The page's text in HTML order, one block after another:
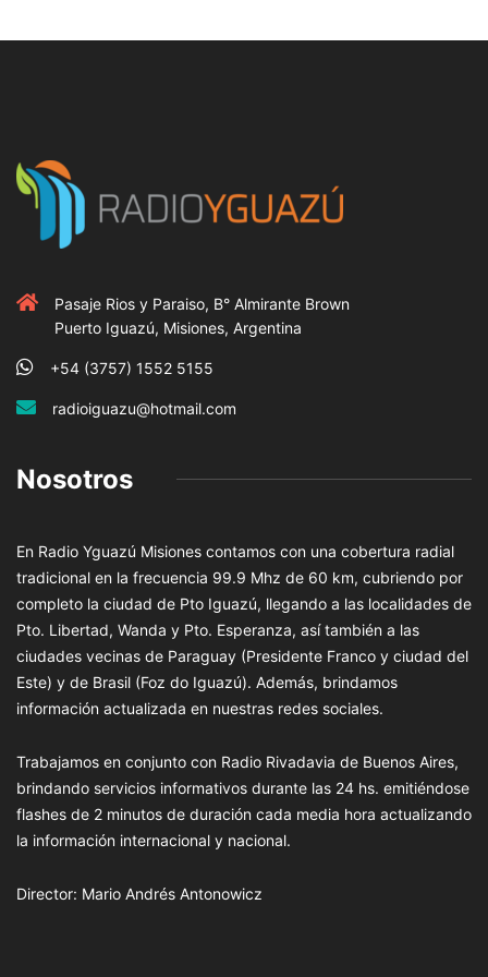
Pasaje Rios y Paraiso, B° Almirante Brown
Puerto Iguazú, Misiones, Argentina
+54 (3757) 1552 5155
radioiguazu@hotmail.com
Nosotros
En Radio Yguazú Misiones contamos con una cobertura radial
tradicional en la frecuencia 99.9 Mhz de 60 km, cubriendo por
completo la ciudad de Pto Iguazú, llegando a las localidades de
Pto. Libertad, Wanda y Pto. Esperanza, así también a las
ciudades vecinas de Paraguay (Presidente Franco y ciudad del
Este) y de Brasil (Foz do Iguazú). Además, brindamos
información actualizada en nuestras redes sociales.
Trabajamos en conjunto con Radio Rivadavia de Buenos Aires,
brindando servicios informativos durante las 24 hs. emitiéndose
flashes de 2 minutos de duración cada media hora actualizando
la información internacional y nacional.
Director: Mario Andrés Antonowicz